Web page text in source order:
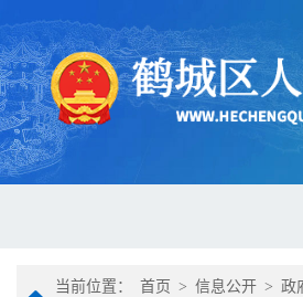
当前位置： 首页 > 信息公开 > 政